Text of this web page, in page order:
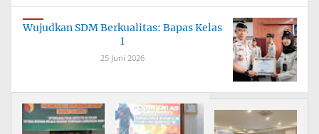
Wujudkan SDM Berkualitas: Bapas Kelas
I
25 Juni 2026